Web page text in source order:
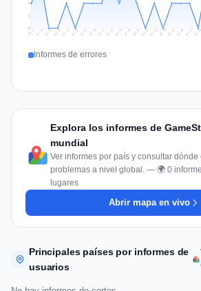
1
1
Jul 9 Jul 10 Jul 11 Jul 12 Jul 13 Jul 14 Jul 15 Jul 16 Jul 17 Jul 18 Jul 19 Jul 20 Jul 21 Jul 22 Jul 23 Jul 24 Jul 25 Jul 26 Jul 27 Jul 28
Informes de errores
Explora los informes de
mundial
Ver informes por país y consultar dónde
problemas a nivel global. — 🌍 0
lugares
Abrir mapa en vivo
Principales países por informes de
usuarios